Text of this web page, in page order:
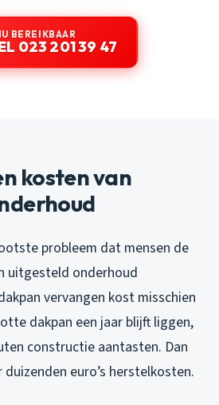
BEREIKBAAR
023 201 39 47
kosten van
probleem dat mensen de
uitgesteld onderhoud
vervangen kost misschien
dakpan een jaar blijft liggen,
constructie aantasten. Dan
euro’s herstelkosten.